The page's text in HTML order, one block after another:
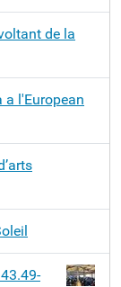
de la
a l'European